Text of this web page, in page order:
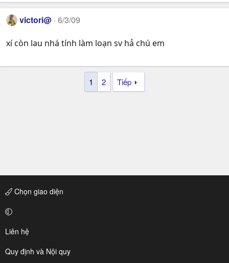
victori@ 6/3/09
xí còn lau nhá tính làm loạn sv hả chú em
1 2 Tiếp
Chọn giao diện
Liên hệ
Quy định và Nội quy